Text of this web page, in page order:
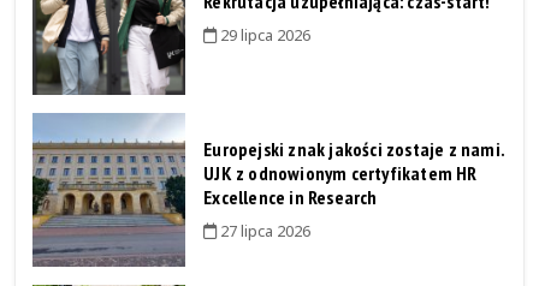
29 lipca 2026
Europejski znak jakości zostaje z nami.
UJK z odnowionym certyfikatem HR
Excellence in Research
27 lipca 2026